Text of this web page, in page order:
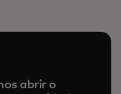
abrir o